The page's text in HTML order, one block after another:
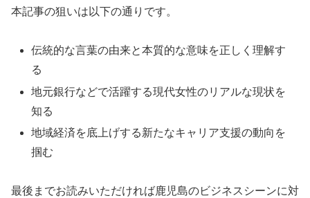
本記事の狙いは以下の通りです。
伝統的な言葉の由来と本質的な意味を正しく理解す
る
地元銀行などで活躍する現代女性のリアルな現状を
知る
地域経済を底上げする新たなキャリア支援の動向を
掴む
最後までお読みいただければ鹿児島のビジネスシーンに対